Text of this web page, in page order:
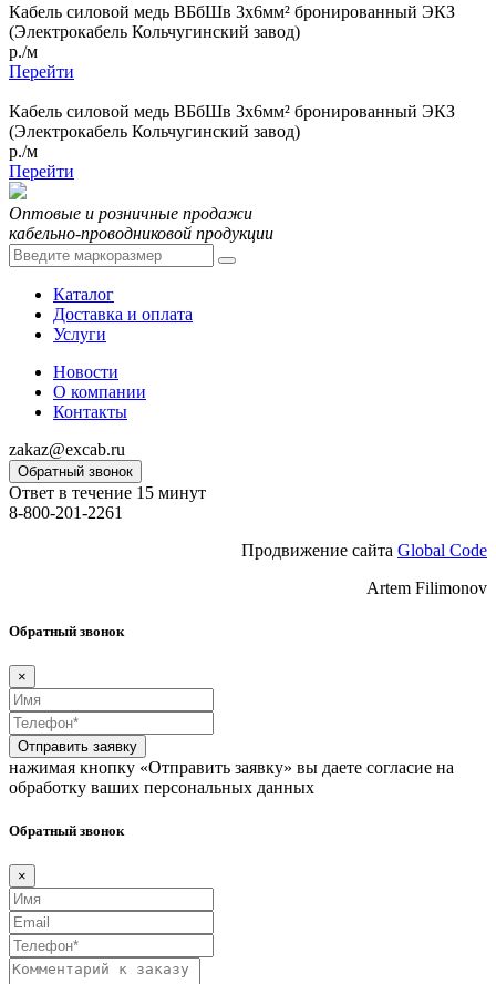
Кабель силовой медь ВБбШв 3x6мм² бронированный ЭКЗ
(Электрокабель Кольчугинский завод)
р./м
Перейти
Кабель силовой медь ВБбШв 3x6мм² бронированный ЭКЗ
(Электрокабель Кольчугинский завод)
р./м
Перейти
Оптовые и розничные продажи
кабельно-проводниковой продукции
Каталог
Доставка и оплата
Услуги
Новости
О компании
Контакты
zakaz@excab.ru
Обратный звонок
Ответ в течение 15 минут
8-800-201-2261
Продвижение сайта Global Code
Artem Filimonov
Обратный звонок
×
Отправить заявку
нажимая кнопку «Отправить заявку» вы даете согласие на
обработку ваших персональных данных
Обратный звонок
×